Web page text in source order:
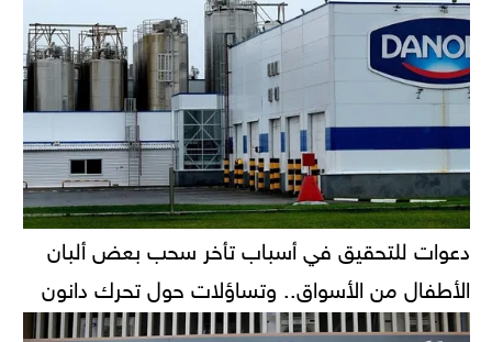
دعوات للتحقيق في أسباب تأخر سحب بعض ألبان
الأطفال من الأسواق.. وتساؤلات حول تحرك دانون